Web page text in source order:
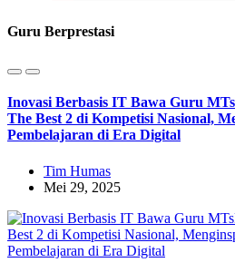
Guru Berprestasi
Inovasi Berbasis IT Bawa Guru
The Best 2 di Kompetisi Nasional,
Pembelajaran di Era Digital
Tim Humas
Mei 29, 2025